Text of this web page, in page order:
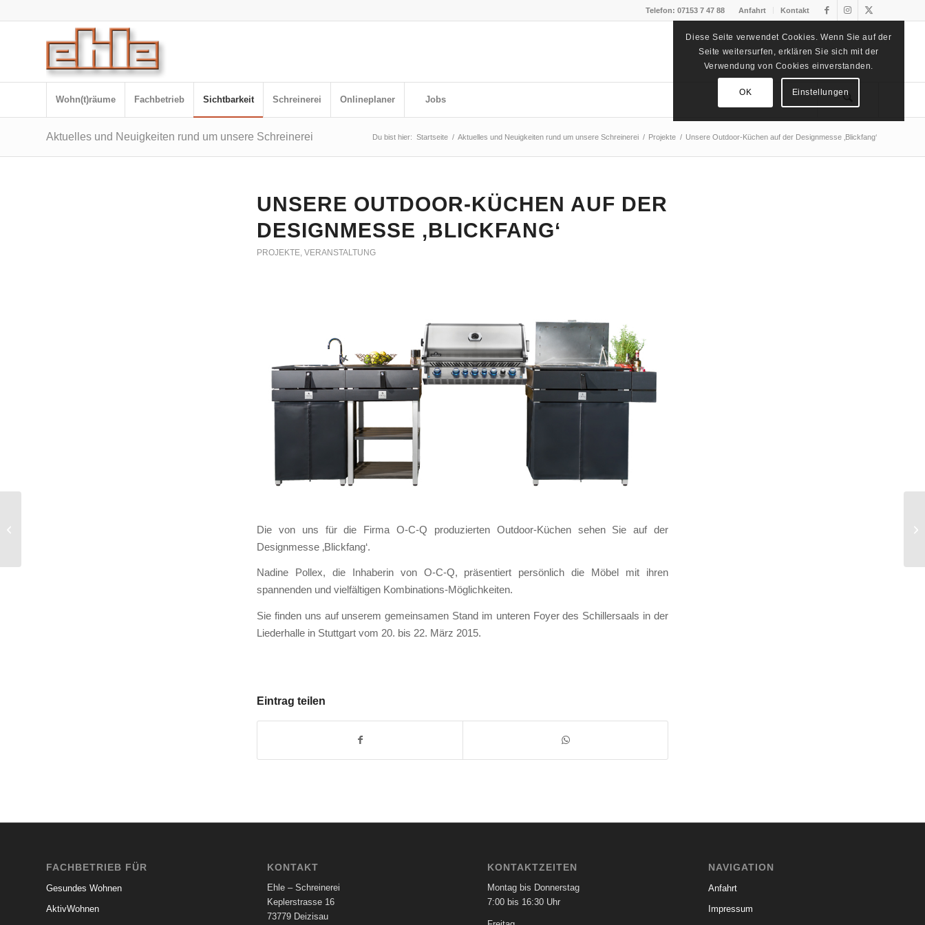
Anfahrt Kontakt
Telefon: 07153 7 47 88
Wohn(t)räume Fachbetrieb Sichtbarkeit Schreinerei Onlineplaner Jobs
Aktuelles und Neuigkeiten rund um unsere Schreinerei Du bist hier: Startseite / Aktuelles und Neuigkeiten rund um unsere Schreinerei / Projekte / Unsere Outdoor-Küchen auf der Designmesse ‚Blickfang‘
UNSERE OUTDOOR-KÜCHEN AUF DER
DESIGNMESSE ‚BLICKFANG‘
PROJEKTE, VERANSTALTUNG
Die von uns für die Firma O-C-Q produzierten Outdoor-Küchen sehen Sie auf der
Designmesse ‚Blickfang‘.
Nadine Pollex, die Inhaberin von O-C-Q, präsentiert persönlich die Möbel mit ihren
spannenden und vielfältigen Kombinations-Möglichkeiten.
Sie finden uns auf unserem gemeinsamen Stand im unteren Foyer des Schillersaals in der
Liederhalle in Stuttgart vom 20. bis 22. März 2015.
Eintrag teilen
FACHBETRIEB FÜR
Gesundes Wohnen
AktivWohnen
KONTAKT
Ehle – Schreinerei
Keplerstrasse 16
73779 Deizisau
KONTAKTZEITEN
Montag bis Donnerstag
7:00 bis 16:30 Uhr
NAVIGATION
Anfahrt
Impressum
Diese Seite verwendet Cookies. Wenn Sie auf der
Seite weitersurfen, erklären Sie sich mit der
Verwendung von Cookies einverstanden.
OK Einstellungen